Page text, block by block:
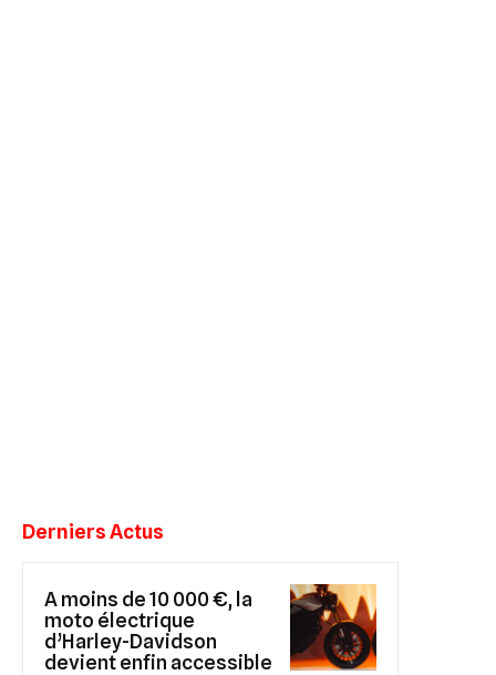
Derniers Actus
A moins de 10 000 €, la
moto électrique
d’Harley-Davidson
devient enfin accessible